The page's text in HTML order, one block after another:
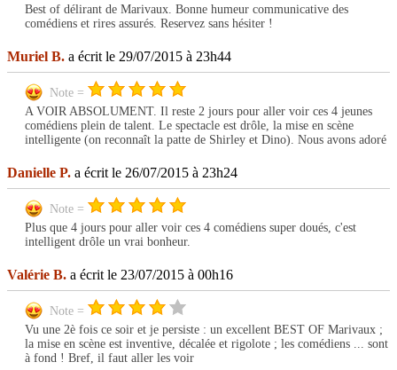
Best of délirant de Marivaux. Bonne humeur communicative des
comédiens et rires assurés. Reservez sans hésiter !
Muriel B. a écrit le 29/07/2015 à 23h44
Note =
A VOIR ABSOLUMENT. Il reste 2 jours pour aller voir ces 4 jeunes
comédiens plein de talent. Le spectacle est drôle, la mise en scène
intelligente (on reconnaît la patte de Shirley et Dino). Nous avons adoré
Danielle P. a écrit le 26/07/2015 à 23h24
Note =
Plus que 4 jours pour aller voir ces 4 comédiens super doués, c'est
intelligent drôle un vrai bonheur.
Valérie B. a écrit le 23/07/2015 à 00h16
Note =
Vu une 2è fois ce soir et je persiste : un excellent BEST OF Marivaux ;
la mise en scène est inventive, décalée et rigolote ; les comédiens ... sont
à fond ! Bref, il faut aller les voir